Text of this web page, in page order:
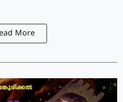
More